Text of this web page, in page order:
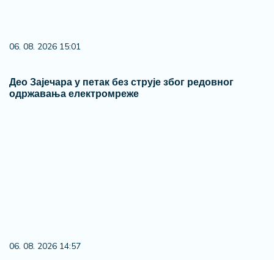
06. 08. 2026 15:01
Део Зајечара у петак без струје због редовног
одржавања електромреже
06. 08. 2026 14:57